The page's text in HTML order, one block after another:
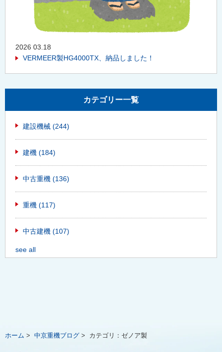
2026 03.18
VERMEER製HG4000TX、納品しました！
カテゴリー一覧
建設機械 (244)
建機 (184)
中古重機 (136)
重機 (117)
中古建機 (107)
see all
ホーム > 中京重機ブログ > カテゴリ： ゼノア製